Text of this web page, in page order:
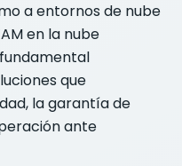
a entornos de nube
en la nube
que
la garantía de
ante